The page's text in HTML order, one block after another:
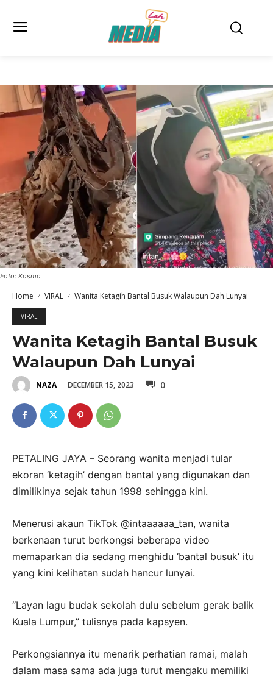
Foto: Kosmo
Home VIRAL Wanita Ketagih Bantal Busuk Walaupun Dah Lunyai
VIRAL
Wanita Ketagih Bantal Busuk
Walaupun Dah Lunyai
NAZA DECEMBER 15, 2023 0
PETALING JAYA – Seorang wanita menjadi tular
ekoran ‘ketagih’ dengan bantal yang digunakan dan
dimilikinya sejak tahun 1998 sehingga kini.
Menerusi akaun TikTok @intaaaaaa_tan, wanita
berkenaan turut berkongsi beberapa video
memaparkan dia sedang menghidu ‘bantal busuk’ itu
yang kini kelihatan sudah hancur lunyai.
“Layan lagu budak sekolah dulu sebelum gerak balik
Kuala Lumpur,” tulisnya pada kapsyen.
Perkongsiannya itu menarik perhatian ramai, malah
dalam masa sama ada juga turut mengaku memiliki